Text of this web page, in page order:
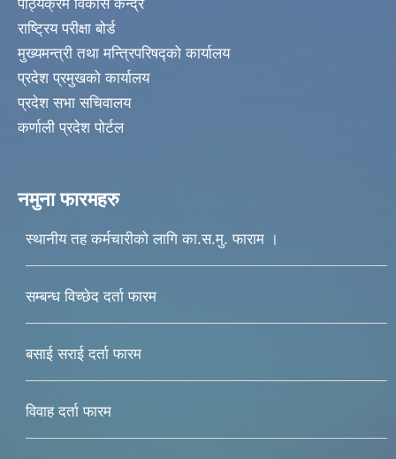
पाठ्यक्रम विकास केन्द्र
राष्ट्रिय परीक्षा बोर्ड
मुख्यमन्त्री तथा मन्त्रिपरिषद्को कार्यालय
प्रदेश प्रमुखको कार्यालय
प्रदेश सभा सचिवालय
कर्णाली प्रदेश पोर्टल
नमुना फारमहरु
स्थानीय तह कर्मचारीको लागि का.स.मु. फाराम ।
सम्बन्ध विच्छेद दर्ता फारम
बसाई सराई दर्ता फारम
विवाह दर्ता फारम